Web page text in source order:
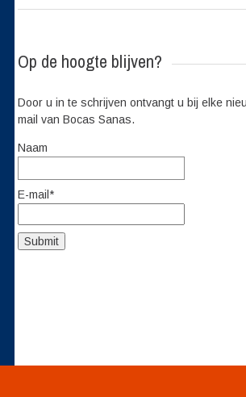
Op de hoogte blijven?
Door u in te schrijven ontvangt u bij elke
mail van Bocas Sanas.
Naam
E-mail*